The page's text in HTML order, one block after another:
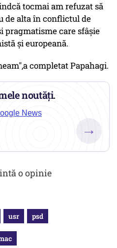
tocmai am refuzat să
de alta în conflictul de
pragmatisme care sfâșie
și europeană.
completat Papahagi.
noutăți.
News
→
o opinie
usr psd